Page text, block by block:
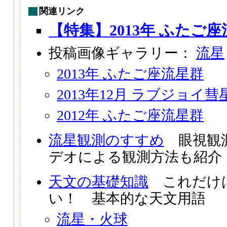
関連リンク
【特集】2013年 ふたご
投稿画像ギャラリー： 流星
2013年 ふたご座流星群
2013年12月 ラブジョイ
2012年 ふたご座流星群
流星観測のすすめ 眼視観
デオによる観測方法も紹介
天文の基礎知識 これだけ
い！ 基本的な天文用語
流星・火球